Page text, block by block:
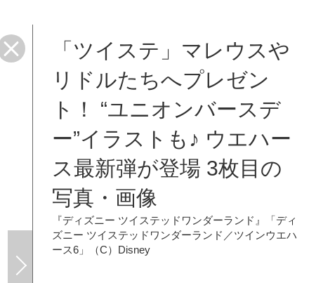
「ツイステ」マレウスや
リドルたちへプレゼン
ト！ “ユニオンバースデ
ー”イラストも♪ ウエハー
ス最新弾が登場 3枚目の
写真・画像
『ディズニー ツイステッドワンダーランド』「ディ
ズニー ツイステッドワンダーランド／ツインウエハ
ース6」（C）Disney